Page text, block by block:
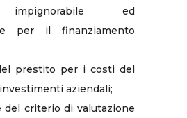
impignorabile ed
per il finanziamento
prestito per i costi del
aziendali;
del criterio di valutazione